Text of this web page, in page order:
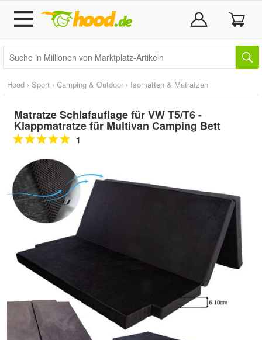
Hood › Sport › Camping & Outdoor › Isomatten & Matratzen
Matratze Schlafauflage für VW T5/T6 -
Klappmatratze für Multivan Camping Bett
1